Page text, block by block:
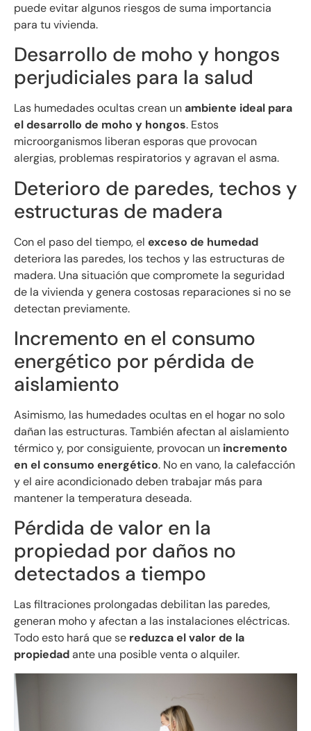
puede evitar algunos riesgos de suma importancia
para tu vivienda.
Desarrollo de moho y hongos
perjudiciales para la salud
Las humedades ocultas crean unambiente ideal para
el desarrollo de moho y hongos. Estos
microorganismos liberan esporas que provocan
alergias, problemas respiratorios y agravan el asma.
Deterioro de paredes, techos y
estructuras de madera
Con el paso del tiempo, el exceso de humedad
deteriora las paredes, los techos y las estructuras de
madera. Una situación que compromete la seguridad
de la vivienda y genera costosas reparaciones si no se
detectan previamente.
Incremento en el consumo
energético por pérdida de
aislamiento
Asimismo, las humedades ocultas en el hogar no solo
dañan las estructuras. También afectan al aislamiento
térmico y, por consiguiente, provocan un incremento
en el consumo energético. No en vano, la calefacción
y el aire acondicionado deben trabajar más para
mantener la temperatura deseada.
Pérdida de valor en la
propiedad por daños no
detectados a tiempo
Las filtraciones prolongadas debilitan las paredes,
generan moho y afectan a las instalaciones eléctricas.
Todo esto hará que se reduzca el valor de la
propiedadante una posible venta o alquiler.